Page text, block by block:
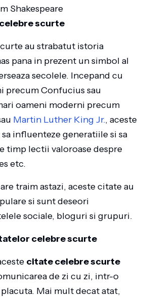
Shakespeare
scurte
au strabatut istoria
pana in prezent un simbol al
secolele. Incepand cu
precum Confucius sau
oameni moderni precum
Martin Luther King Jr., aceste
influenteze generatiile si sa
timp lectii valoroase despre
etc.
traim astazi, aceste citate au
si sunt deseori
sociale, bloguri si grupuri.
celebre scurte
citate celebre scurte
de zi cu zi, intr-o
Mai mult decat atat,